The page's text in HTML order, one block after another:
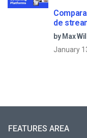
de
by Max
January
FEATURES AREA